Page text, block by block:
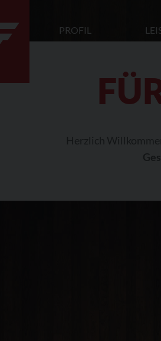
PROFIL